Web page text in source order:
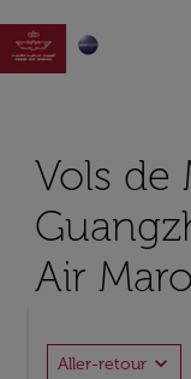

Vols de
Air
Aller-retour expand_more